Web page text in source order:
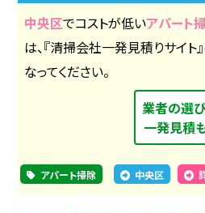
中央区でコストが低いアパート
は、『清掃会社一発見積りサイ
なってください。
業者の選
一発見積
アパート掃除 中央区